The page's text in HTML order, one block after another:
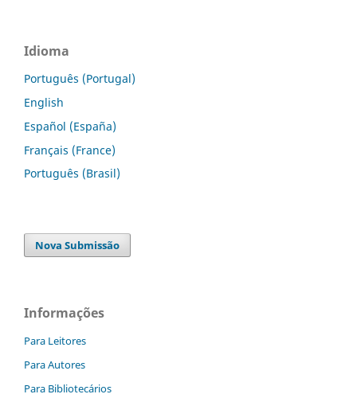
Idioma
Português (Portugal)
English
Español (España)
Français (France)
Português (Brasil)
Nova Submissão
Informações
Para Leitores
Para Autores
Para Bibliotecários